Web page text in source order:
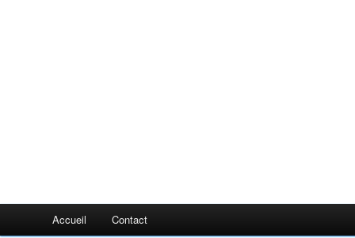
Accueil Contact